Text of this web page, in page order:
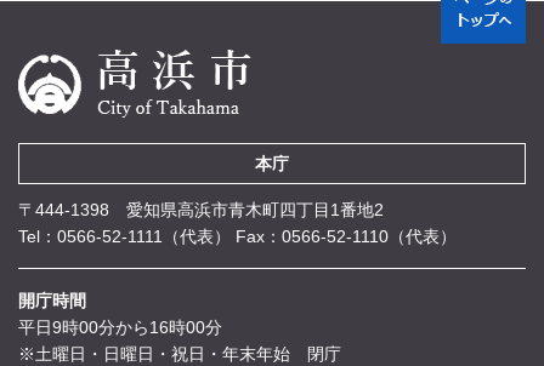
本庁
〒444-1398 愛知県高浜市青木町四丁目1番地2
Tel：0566-52-1111（代表）
Fax：0566-52-1110（代表）
開庁時間
平日9時00分から16時00分
※土曜日・日曜日・祝日・年末年始 閉庁